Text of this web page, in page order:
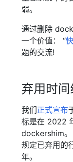
弱。
通过删除
一个价值： “
题的交流!
弃用时间
我们正式宣布
标是在 2022
dockershim。
规定已弃用的
年。